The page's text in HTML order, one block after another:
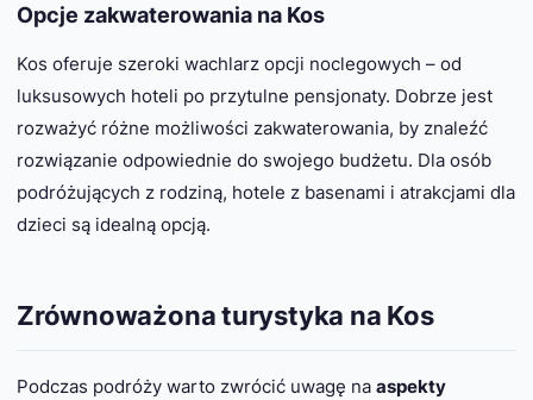
Opcje zakwaterowania na Kos
Kos oferuje szeroki wachlarz opcji noclegowych – od
luksusowych hoteli po przytulne pensjonaty. Dobrze jest
rozważyć różne możliwości zakwaterowania, by znaleźć
rozwiązanie odpowiednie do swojego budżetu. Dla osób
podróżujących z rodziną, hotele z basenami i atrakcjami dla
dzieci są idealną opcją.
Zrównoważona turystyka na Kos
Podczas podróży warto zwrócić uwagę na aspekty